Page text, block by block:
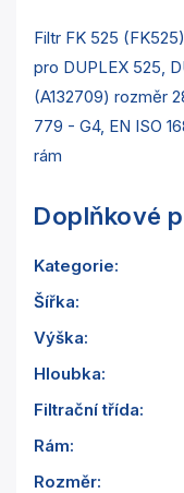
Filtr FK 525
pro DUPLEX 525,
(A132709) rozměr
779 - G4, EN ISO
rám
Doplňkové
Kategorie:
Šířka:
Výška:
Hloubka:
Filtrační třída:
Rám:
Rozměr: